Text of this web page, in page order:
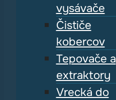
vysávače
Čističe
kobercov
Tepovače a
extraktory
Vrecká do